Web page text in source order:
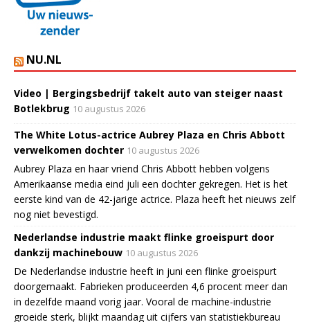
NU.NL
Video | Bergingsbedrijf takelt auto van steiger naast
Botlekbrug 10 augustus 2026
The White Lotus-actrice Aubrey Plaza en Chris Abbott
verwelkomen dochter 10 augustus 2026
Aubrey Plaza en haar vriend Chris Abbott hebben volgens
Amerikaanse media eind juli een dochter gekregen. Het is het
eerste kind van de 42-jarige actrice. Plaza heeft het nieuws zelf
nog niet bevestigd.
Nederlandse industrie maakt flinke groeispurt door
dankzij machinebouw 10 augustus 2026
De Nederlandse industrie heeft in juni een flinke groeispurt
doorgemaakt. Fabrieken produceerden 4,6 procent meer dan
in dezelfde maand vorig jaar. Vooral de machine-industrie
groeide sterk, blijkt maandag uit cijfers van statistiekbureau